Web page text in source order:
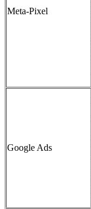
Meta-Pixel
Google Ads